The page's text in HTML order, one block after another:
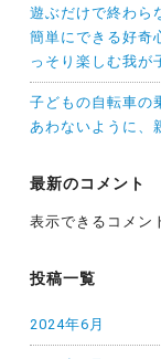
遊ぶだけで終わら
簡単にできる好奇
っそり楽しむ我が
子どもの自転車の
あわないように、
最新のコメント
表示できるコメン
投稿一覧
2024年6月